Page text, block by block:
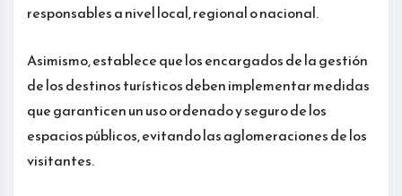
responsables a nivel local, regional o nacional.
Asimismo, establece que los encargados de la gestión
de los destinos turísticos deben implementar medidas
que garanticen un uso ordenado y seguro de los
espacios públicos, evitando las aglomeraciones de los
visitantes.